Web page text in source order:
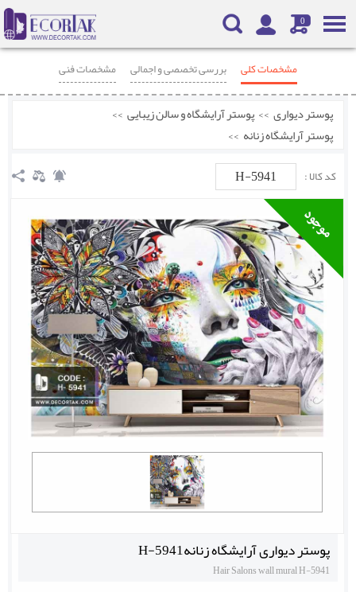
0
مشخصات کلی بررسی تخصصی و اجمالی
مشخصات فنی
محصولات مرتبط
نظرات پوستر دیواری >> پوستر آرایشگاه و سالن زیبایی >>
پوستر آرایشگاه زنانه >>
کد کالا : H-5941
پوستر دیواری آرایشگاه زنانهH-5941
Hair Salons wall mural H-5941